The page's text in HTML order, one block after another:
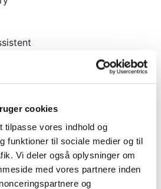
cookies
tilpasse vores indhold og
funktioner til sociale medier og til
Vi deler også oplysninger om
med vores partnere inden
og
forsikring fra 675kr
tastefejl, ændringer samt at